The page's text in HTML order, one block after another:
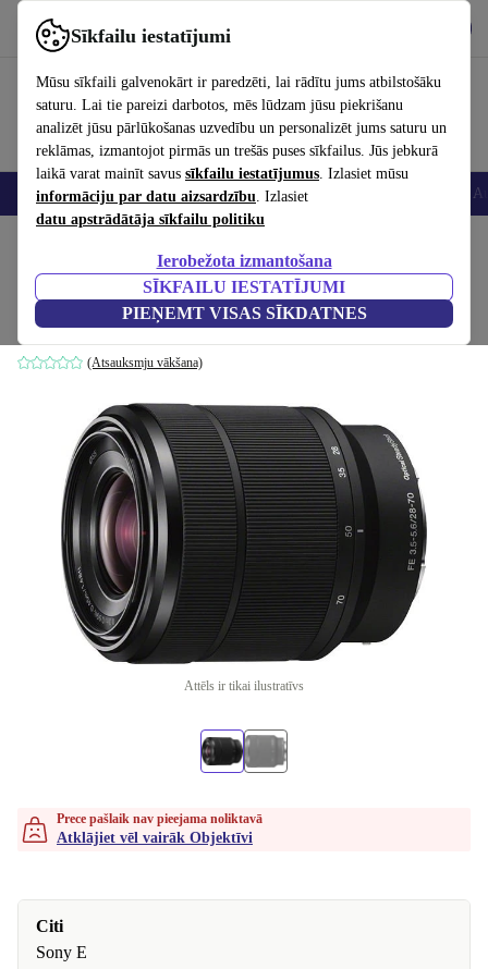
Sīkfailu iestatījumi
Mūsu sīkfaili galvenokārt ir paredzēti, lai rādītu jums atbilstošāku
saturu. Lai tie pareizi darbotos, mēs lūdzam jūsu piekrišanu
analizēt jūsu pārlūkošanas uzvedību un personalizēt jums saturu un
reklāmas, izmantojot pirmās un trešās puses sīkfailus. Jūs jebkurā
laikā varat mainīt savus sīkfailu iestatījumus. Izlasiet mūsu
informāciju par datu aizsardzību. Izlasiet
datu apstrādātāja sīkfailu politiku
Ierobežota izmantošana
SĪKFAILU IESTATĪJUMI
PIEŅEMT VISAS SĪKDATNES
Izmantojiet refurbed ātri un viegli
Viedtālruņi Portatīvie datori Planšetes Viedpulksteņi
Sony FE 28-70mm 3.5-5.6 OSS
Melna
(Atsauksmju vākšana)
Attēls ir tikai ilustratīvs
Prece pašlaik nav pieejama noliktavā
Atklājiet vēl vairāk Objektīvi
Citi
Sony E